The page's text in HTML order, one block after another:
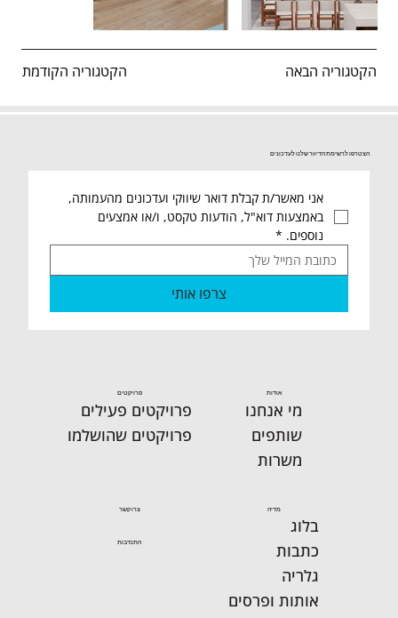
הקטגוריה הבאה הקטגוריה הקודמת
הצטרפו לרשימת הדיוור שלנו לעדכונים
נוספים. *
צרפו אותי
אודות
מי אנחנו
שותפים
משרות
פרויקטים
פרויקטים פעילים
פרויקטים שהושלמו
מדיה
בלוג
כתבות
גלריה
אותות ופרסים
התנדבות
צרו קשר